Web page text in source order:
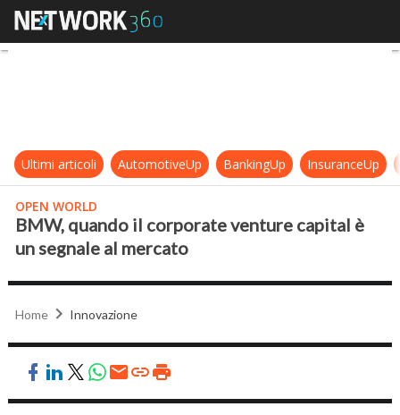
BMW, quando il corporate
Ultimi articoli AutomotiveUp BankingUp InsuranceUp
OPEN WORLD
BMW, quando il corporate venture capital è
un segnale al mercato
Home Innovazione